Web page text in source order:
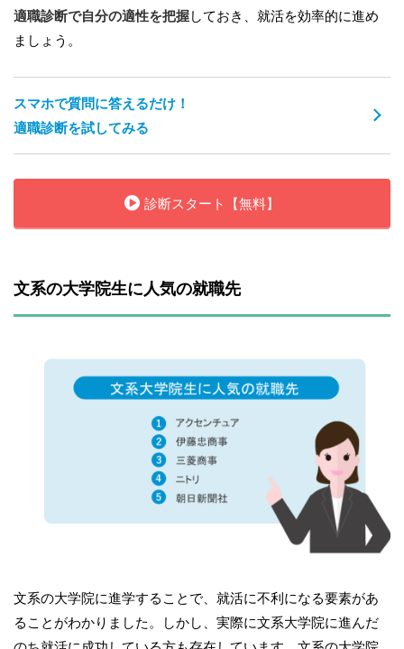
適職診断で自分の適性を把握しておき、就活を効率的に進め
ましょう。
スマホで質問に答えるだけ！
適職診断を試してみる
診断スタート【無料】
文系の大学院生に人気の就職先
文系の大学院に進学することで、就活に不利になる要素があ
ることがわかりました。しかし、実際に文系大学院に進んだ